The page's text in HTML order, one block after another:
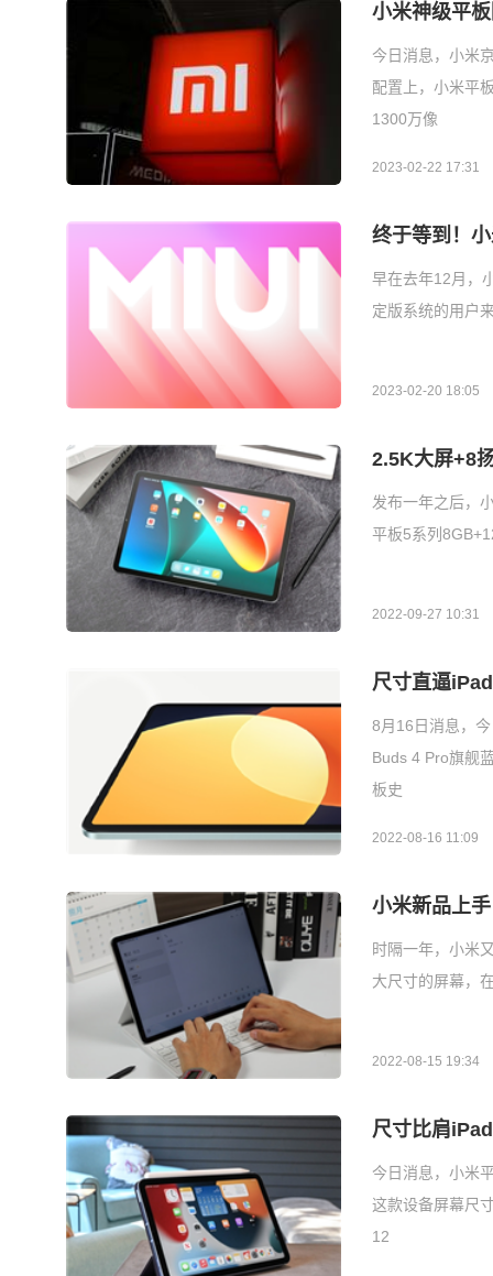
小米神级平
今日消息，小米
配置上，小米平
1300万像
2023-02-22 17:31
终于等到！
早在去年12月，
定版系统的用户
2023-02-20 18:05
2.5K大屏+8
发布一年之后，
平板5系列
2022-09-27 10:31
尺寸直逼
8月16日消息，
Buds 4 Pro旗舰
板史
2022-08-16 11:09
小米新品上
时隔一年，小米
大尺寸的屏幕，
2022-08-15 19:34
尺寸比肩
今日消息，小米
这款设备屏幕尺
12